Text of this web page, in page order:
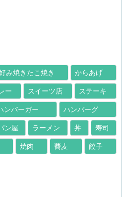
み焼きたこ焼き からあげ
ー スイーツ店 ステーキ
ンバーガー ハンバーグ
ン屋 ラーメン 丼 寿司
焼肉 蕎麦 餃子